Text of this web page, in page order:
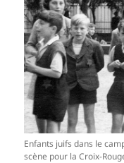
Enfants juifs dans le
scène pour la Croix-